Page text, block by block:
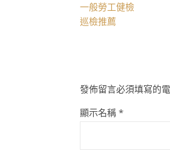
一般勞工健檢
巡檢推薦
發佈留言必須填寫的
顯示名稱 *